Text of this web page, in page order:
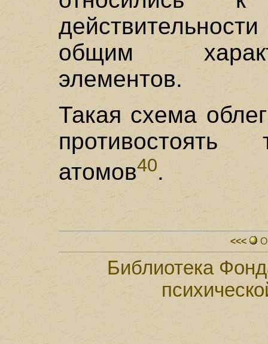
общим
элементов.
Такая схема
противостоять
атомов40.
<<<
Библиотека